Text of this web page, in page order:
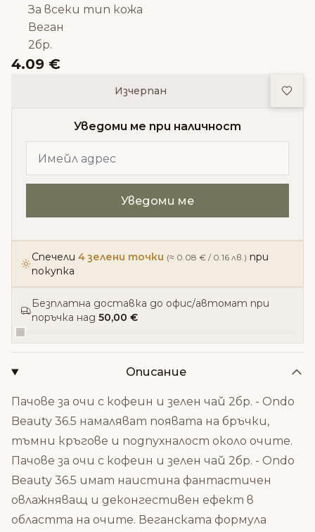
За всеки тип кожа
Веган
2бр.
4.09 €
Изчерпан
Уведоми ме при наличност
Спечели 4 зелени точки (≈ 0.08 € / 0.16 лв.) при
покупка
Безплатна доставка до офис/автомат при
поръчка над 50,00 €
Описание
Пачове за очи с кофеин и зелен чай 2бр. - Ondo
Beauty 36.5 намаляват появата на бръчки,
тъмни кръгове и подпухналост около очите.
Пачове за очи с кофеин и зелен чай 2бр. - Ondo
Beauty 36.5 имат наистина фантастичен
овлажняващ и деконгестивен ефект в
областта на очите. Веганската формула